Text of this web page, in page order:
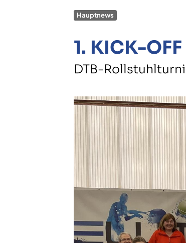
Hauptnews
1. KICK-
DTB-
TC St. Mauritz
Pleistermühlenweg 117
kontakt@tcmauritz.de